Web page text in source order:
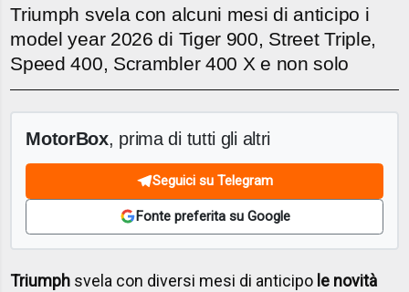
Triumph svela con alcuni mesi di anticipo i
model year 2026 di Tiger 900, Street Triple,
Speed 400, Scrambler 400 X e non solo
MotorBox, prima di tutti gli altri
Seguici su Telegram
Fonte preferita su Google
Triumph svela con diversi mesi di anticipo le novità